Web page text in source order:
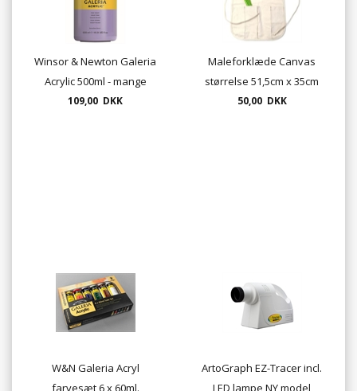
Winsor & Newton Galeria
Acrylic 500ml - mange
farver
109,00 DKK
Maleforklæde Canvas
størrelse 51,5cm x 35cm
med 4 lommer
50,00 DKK
W&N Galeria Acryl
farvesæt 6 x 60ml.
ArtoGraph EZ-Tracer incl.
LED lampe NY model